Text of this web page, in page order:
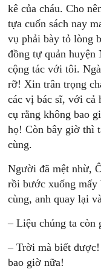
kê của cháu. Cho
tựa cuốn sách nay
vụ phải bày tỏ lòng
đồng tự quản huyện
cộng tác với tôi.
rỡ! Xin trân trọng
các vị bác sĩ, với cả
cụ rằng không bao
họ! Còn bây giờ thì
cùng.
Người đã mệt nhừ,
rồi bước xuống mấy
cùng, anh quay lại
– Liệu chúng ta còn
– Trời mà biết
bao giờ nữa!